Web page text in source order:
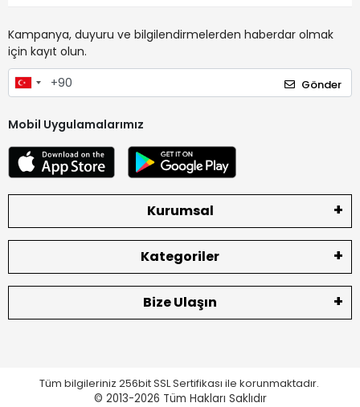
Kampanya, duyuru ve bilgilendirmelerden haberdar olmak
için kayıt olun.
Gönder
Mobil Uygulamalarımız
Kurumsal
Kategoriler
Bize Ulaşın
Tüm bilgileriniz 256bit SSL Sertifikası ile korunmaktadır.
© 2013-2026 Tüm Hakları Saklıdır